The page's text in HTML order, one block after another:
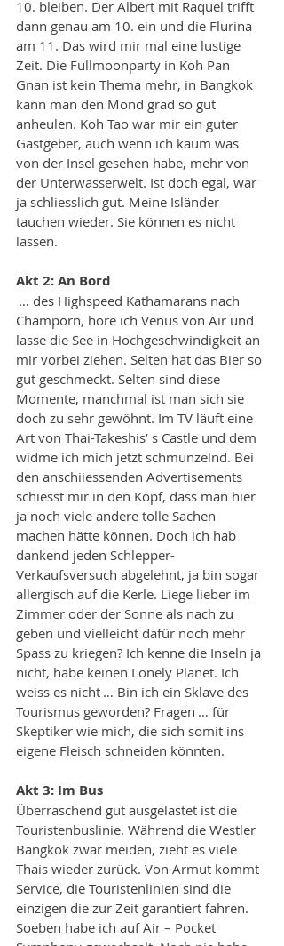
10. bleiben. Der Albert mit Raquel trifft
dann genau am 10. ein und die Flurina
am 11. Das wird mir mal eine lustige
Zeit. Die Fullmoonparty in Koh Pan
Gnan ist kein Thema mehr, in Bangkok
kann man den Mond grad so gut
anheulen. Koh Tao war mir ein guter
Gastgeber, auch wenn ich kaum was
von der Insel gesehen habe, mehr von
der Unterwasserwelt. Ist doch egal, war
ja schliesslich gut. Meine Isländer
tauchen wieder. Sie können es nicht
lassen.
Akt 2: An Bord
… des Highspeed Kathamarans nach
Champorn, höre ich Venus von Air und
lasse die See in Hochgeschwindigkeit an
mir vorbei ziehen. Selten hat das Bier so
gut geschmeckt. Selten sind diese
Momente, manchmal ist man sich sie
doch zu sehr gewöhnt. Im TV läuft eine
Art von Thai-Takeshis’ s Castle und dem
widme ich mich jetzt schmunzelnd. Bei
den anschiiessenden Advertisements
schiesst mir in den Kopf, dass man hier
ja noch viele andere tolle Sachen
machen hätte können. Doch ich hab
dankend jeden Schlepper-
Verkaufsversuch abgelehnt, ja bin sogar
allergisch auf die Kerle. Liege lieber im
Zimmer oder der Sonne als nach zu
geben und vielleicht dafür noch mehr
Spass zu kriegen? Ich kenne die Inseln ja
nicht, habe keinen Lonely Planet. Ich
weiss es nicht … Bin ich ein Sklave des
Tourismus geworden? Fragen … für
Skeptiker wie mich, die sich somit ins
eigene Fleisch schneiden könnten.
Akt 3: Im Bus
Überraschend gut ausgelastet ist die
Touristenbuslinie. Während die Westler
Bangkok zwar meiden, zieht es viele
Thais wieder zurück. Von Armut kommt
Service, die Touristenlinien sind die
einzigen die zur Zeit garantiert fahren.
Soeben habe ich auf Air – Pocket